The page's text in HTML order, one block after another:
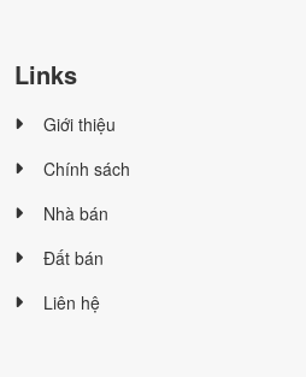
Links
Giới thiệu
Chính sách
Nhà bán
Đất bán
Liên hệ